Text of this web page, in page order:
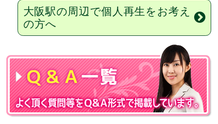
大阪駅の周辺で個人再生をお考え
の方へ